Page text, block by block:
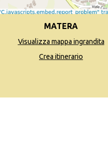
MATERA
Visualizza mappa ingrandita
Crea itinerario